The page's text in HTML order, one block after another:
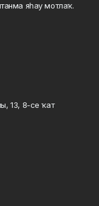
яһау мотлаҡ.
13, 8-се ҡат